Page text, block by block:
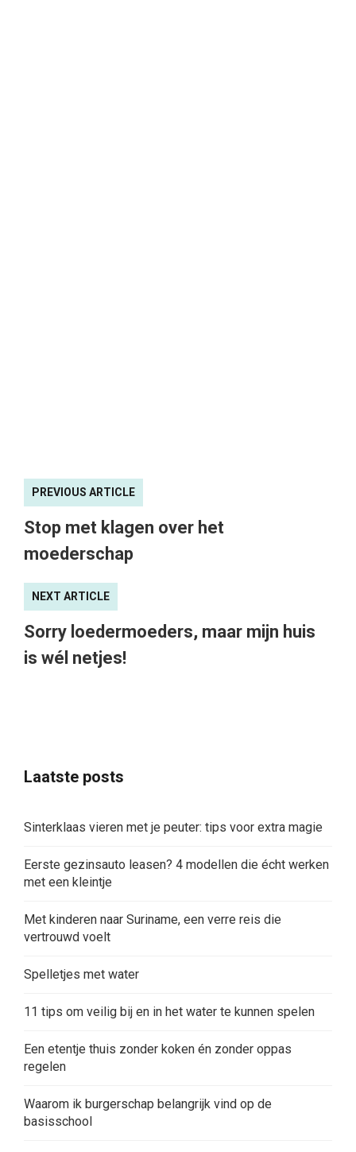
PREVIOUS ARTICLE
Stop met klagen over het
moederschap
NEXT ARTICLE
Sorry loedermoeders, maar mijn huis
is wél netjes!
Laatste posts
Sinterklaas vieren met je peuter: tips voor extra magie
Eerste gezinsauto leasen? 4 modellen die écht werken
met een kleintje
Met kinderen naar Suriname, een verre reis die
vertrouwd voelt
Spelletjes met water
11 tips om veilig bij en in het water te kunnen spelen
Een etentje thuis zonder koken én zonder oppas
regelen
Waarom ik burgerschap belangrijk vind op de
basisschool